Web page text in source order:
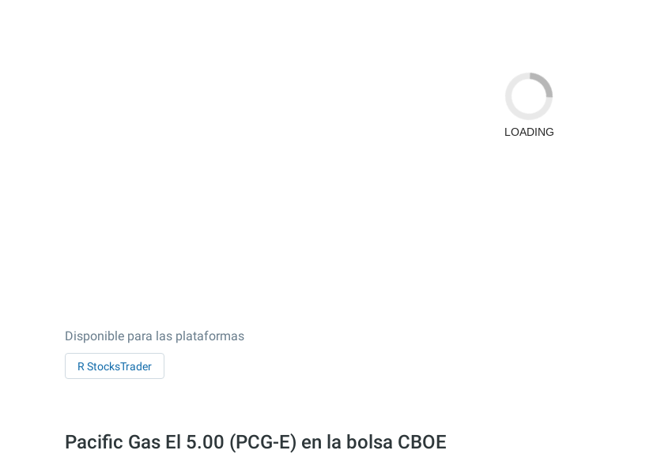
Disponible para las plataformas
R StocksTrader
Pacific Gas El 5.00 (PCG-E) en la bolsa CBOE